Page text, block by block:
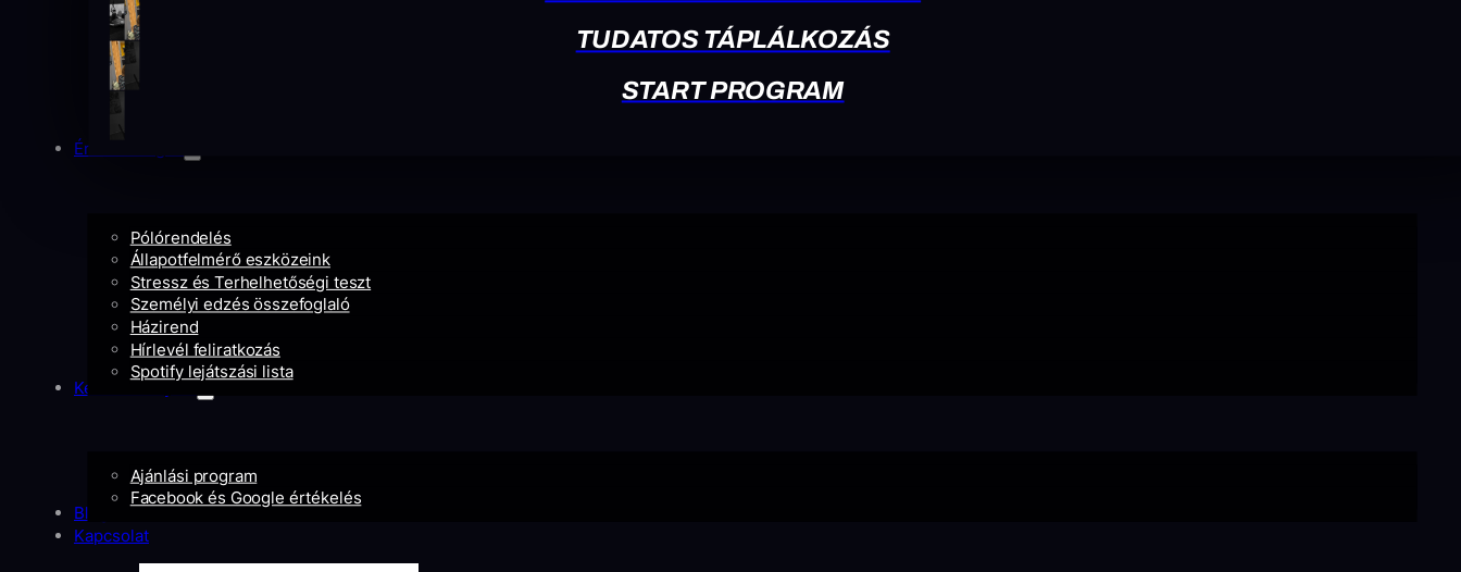
TUDATOS TÁPLÁLKOZÁS
START PROGRAM
Érdekességek
Pólórendelés
Állapotfelmérő eszközeink
Stressz és Terhelhetőségi teszt
Személyi edzés összefoglaló
Házirend
Hírlevél feliratkozás
Spotify lejátszási lista
Kedvezményeid
Ajánlási program
Facebook és Google értékelés
Blog
Kapcsolat